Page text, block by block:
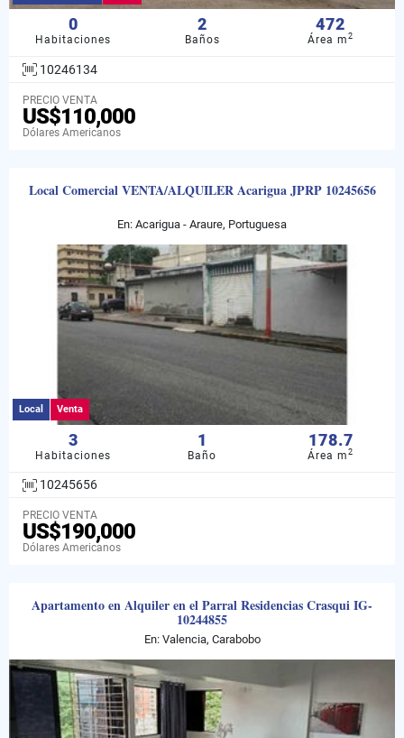
0
Habitaciones
2
Baños
472
Área m2
10246134
PRECIO VENTA
US$110,000
Dólares Americanos
Local Comercial VENTA/ALQUILER Acarigua JPRP 10245656
En: Acarigua - Araure, Portuguesa
Local Venta
3
Habitaciones
1
Baño
178.7
Área m2
10245656
PRECIO VENTA
US$190,000
Dólares Americanos
Apartamento en Alquiler en el Parral Residencias Crasqui IG-
10244855
En: Valencia, Carabobo